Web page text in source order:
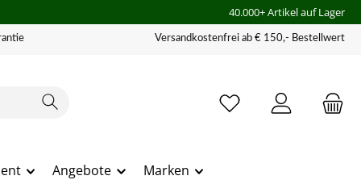
40.000+ Artikel auf Lager
Versandkostenfrei ab € 150,- Bestellwert
Angebote Marken